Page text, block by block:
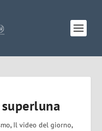
, Il video del giorno,